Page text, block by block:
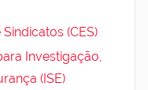
(CES)
Investigação,
(ISE)